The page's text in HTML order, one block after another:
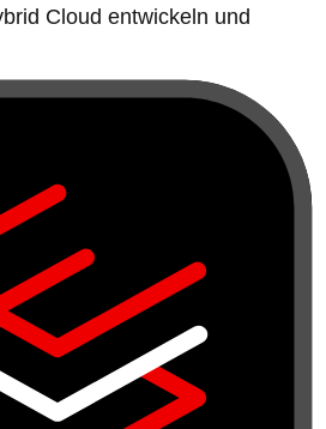
Cloud entwickeln und